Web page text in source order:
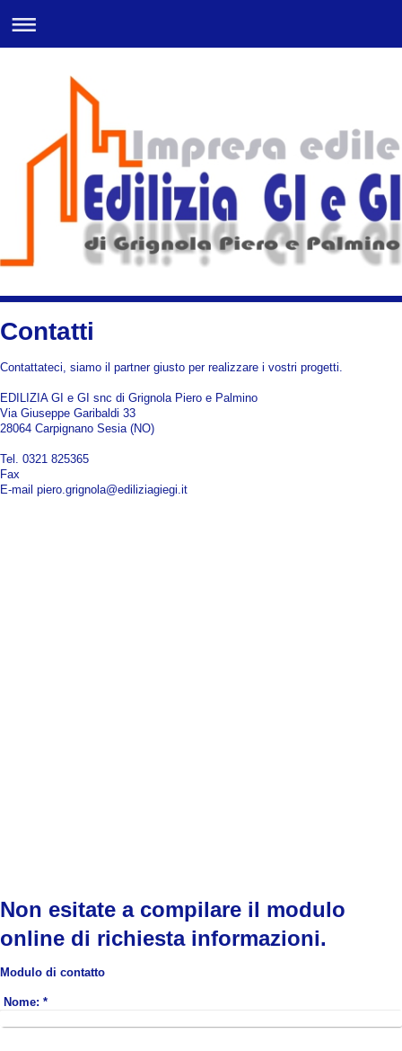
Contatti
Contattateci, siamo il partner giusto per realizzare i vostri progetti.
EDILIZIA GI e GI snc di Grignola Piero e Palmino
Via Giuseppe Garibaldi 33
28064 Carpignano Sesia (NO)
Tel. 0321 825365
Fax
E-mail piero.grignola@ediliziagiegi.it
Non esitate a compilare il modulo
online di richiesta informazioni.
Modulo di contatto
Nome: *